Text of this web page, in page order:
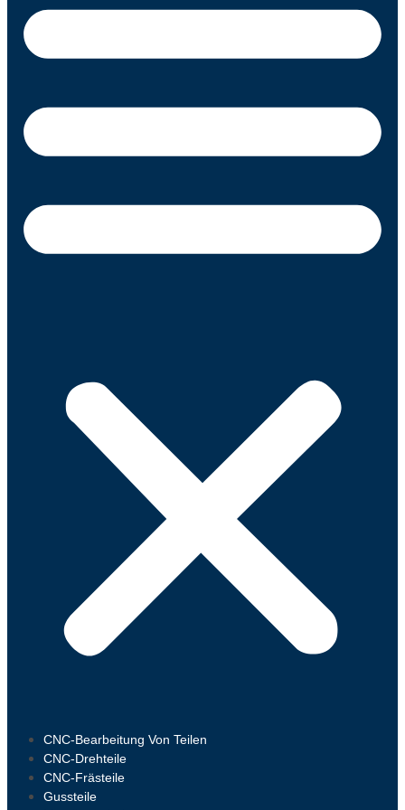
CNC-Bearbeitung Von Teilen
CNC-Drehteile
CNC-Frästeile
Gussteile